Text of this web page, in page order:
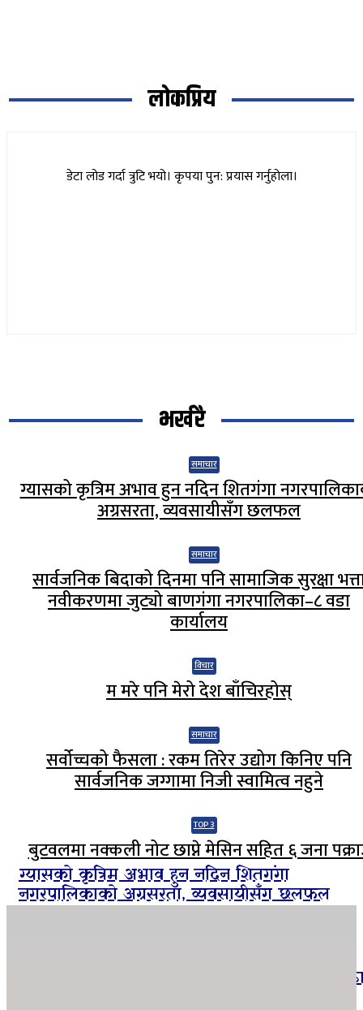
लोकप्रिय
डेटा लोड गर्दा त्रुटि भयो। कृपया पुन: प्रयास गर्नुहोला।
भर्खरै
समाचार
ग्यासको कृत्रिम अभाव हुन नदिन शितगंगा
अग्रसरता, व्यवसायीसँग छलफल
समाचार
सार्वजनिक बिदाको दिनमा पनि सामाजिक सुरक्षा
नवीकरणमा जुट्यो बाणगंगा नगरपालिका–८ वडा
कार्यालय
विचार
म मरे पनि मेरो देश बाँचिरहोस्
समाचार
सर्वोच्चको फैसला : रकम तिरेर उद्योग किनिए पनि
सार्वजनिक जग्गामा निजी स्वामित्व नहुने
TOP 3
बुटवलमा नक्कली नोट छाप्ने मेसिन सहित ६ जना
ग्यासको कृत्रिम अभाव हुन नदिन शितगंगा
नगरपालिकाको अग्रसरता, व्यवसायीसँग छलफल
भत्ता नवीकरणमा जुट्यो बाणगंगा नगरपालिका–८